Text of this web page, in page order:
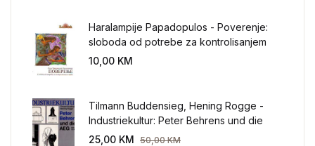
Haralampije Papadopulos - Poverenje:
sloboda od potrebe za kontrolisanjem
sveta
10,00 KM
Tilmann Buddensieg, Hening Rogge -
Industriekultur: Peter Behrens und die
AEG 1907-1914.
25,00 KM 50,00KM